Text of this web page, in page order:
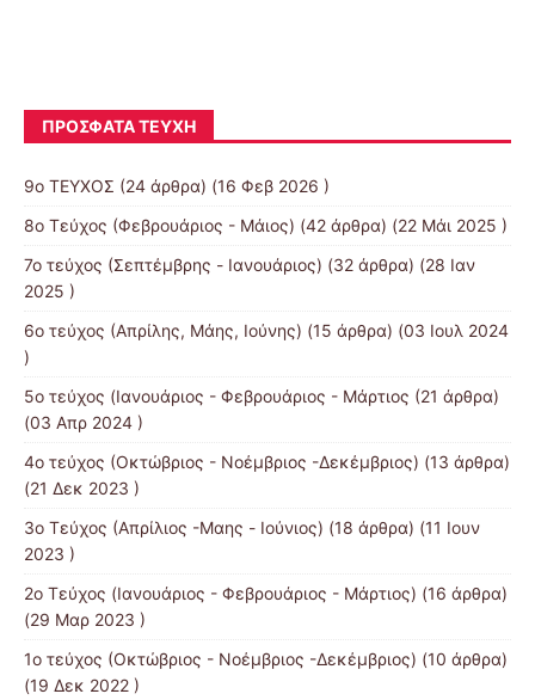
ΠΡΌΣΦΑΤΑ ΤΕΎΧΗ
9ο ΤΕΥΧΟΣ (24 άρθρα) (16 Φεβ 2026 )
8o Τεύχος (Φεβρουάριος - Μάιος) (42 άρθρα) (22 Μάι 2025 )
7o τεύχος (Σεπτέμβρης - Ιανουάριος) (32 άρθρα) (28 Ιαν
2025 )
6ο τεύχος (Απρίλης, Μάης, Ιούνης) (15 άρθρα) (03 Ιουλ 2024
)
5ο τεύχος (Ιανουάριος - Φεβρουάριος - Μάρτιος (21 άρθρα)
(03 Απρ 2024 )
4o τεύχος (Οκτώβριος - Νοέμβριος -Δεκέμβριος) (13 άρθρα)
(21 Δεκ 2023 )
3o Τεύχος (Απρίλιος -Μαης - Ιούνιος) (18 άρθρα) (11 Ιουν
2023 )
2o Τεύχος (Ιανουάριος - Φεβρουάριος - Μάρτιος) (16 άρθρα)
(29 Μαρ 2023 )
1ο τεύχος (Οκτώβριος - Νοέμβριος -Δεκέμβριος) (10 άρθρα)
(19 Δεκ 2022 )